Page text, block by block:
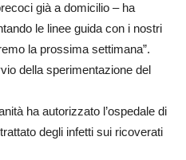
già a domicilio – ha
le linee guida con i nostri
la prossima settimana”.
della sperimentazione del
ha autorizzato l’ospedale di
degli infetti sui ricoverati